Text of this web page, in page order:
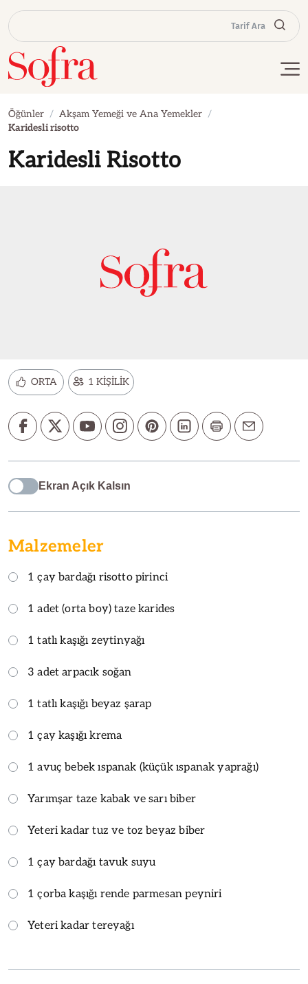
Tarif Ara
Öğünler
Akşam Yemeği ve Ana Yemekler
Karidesli risotto
Karidesli Risotto
ORTA 1 KİŞİLİK
Ekran Açık Kalsın
Malzemeler
1 çay bardağı risotto pirinci
1 adet (orta boy) taze karides
1 tatlı kaşığı zeytinyağı
3 adet arpacık soğan
1 tatlı kaşığı beyaz şarap
1 çay kaşığı krema
1 avuç bebek ıspanak (küçük ıspanak yaprağı)
Yarımşar taze kabak ve sarı biber
Yeteri kadar tuz ve toz beyaz biber
1 çay bardağı tavuk suyu
1 çorba kaşığı rende parmesan peyniri
Yeteri kadar tereyağı